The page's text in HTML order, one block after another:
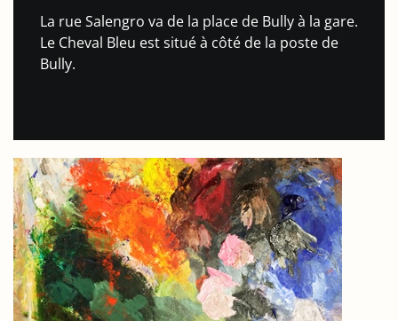
La rue Salengro va de la place de Bully à la gare.
Le Cheval Bleu est situé à côté de la poste de
Bully.